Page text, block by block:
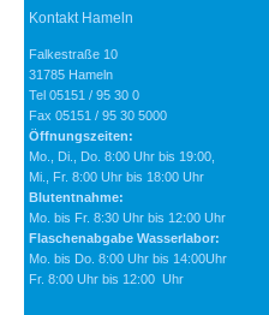
Kontakt Hameln
Falkestraße 10
31785 Hameln
Tel 05151 / 95 30 0
Fax 05151 / 95 30 5000
Öffnungszeiten:
Mo., Di., Do. 8:00 Uhr bis 19:00,
Mi., Fr. 8:00 Uhr bis 18:00 Uhr
Blutentnahme:
Mo. bis Fr. 8:30 Uhr bis 12:00 Uhr
Flaschenabgabe Wasserlabor:
Mo. bis Do. 8:00 Uhr bis 14:00Uhr
Fr. 8:00 Uhr bis 12:00 Uhr